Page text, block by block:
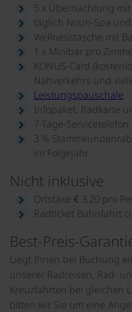
5 x Übernachtung
täglich Nouri-Spa
Wellnesstasche mit
1 x Minibar pro
KONUS-Card
Nahverkehrs und
Leistungspauschale
Infopaket, Radkarte
7-Tage-Servicetelefon
3 %
im Folgejahr
Nicht inklusive
Ortstaxe € 3,20 pro
Radticket Bahnfahrt
Best-Preis-
Liegt Ihnen bei Buchung
unserer Radreisen, Rad-
Kreuzfahrten bei gleichen
bitten wir Sie um eine